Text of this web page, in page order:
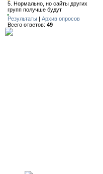
5. Нормально, но сайты других
групп получше будут
Результаты | Архив опросов
Всего ответов: 49